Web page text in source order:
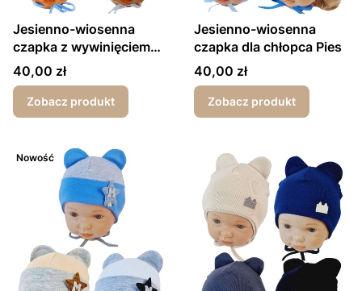
Jesienno-wiosenna
czapka z wywinięciem
dla chłopca Misiu
Cena
40,00 zł
Zobacz produkt
Jesienno-wiosenna
czapka dla chłopca Pies
Cena
40,00 zł
Zobacz produkt
Nowość